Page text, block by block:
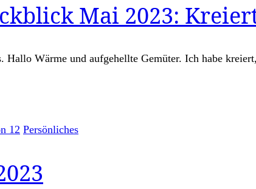
Mai 2023:
Wärme und aufgehellte Gemüter. Ich habe
12 Persönliches